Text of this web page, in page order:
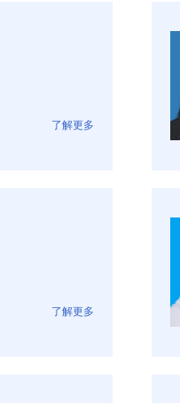
了解更多
了解更多